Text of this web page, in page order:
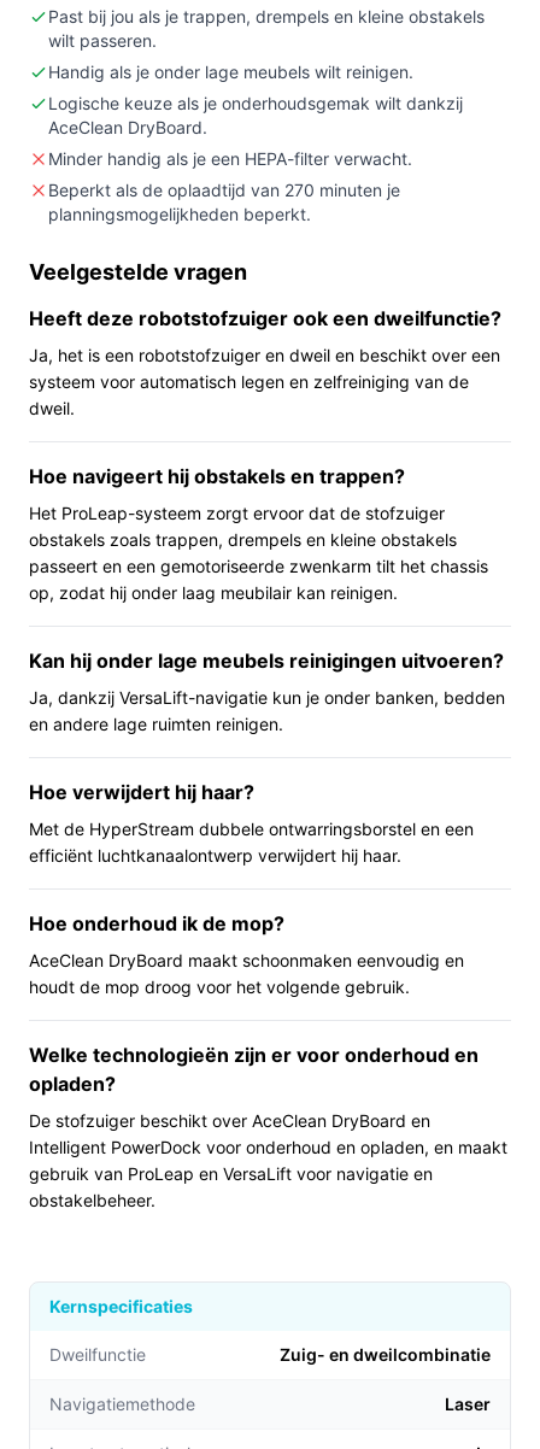
Niet kopen als:je expliciet een HEPA-filter nodig
hebt voor allergieën (dit model heeft geen HEPA-
filter).
Belangrijkste check:controleer in de specificaties
of functies zoals automatische lediging of
dweilreiniging in de uitvoering zitten die jij
verwacht.
Dagelijks gebruik betekent dat de robot zelfstandig
vloeren kan stofzuigen en dweilen met de
meegeleverde accessoires. De opgegeven batterijduur
van 200 minuten maakt langere schoonmaaksessies op
één lading mogelijk; het opladen duurt 270 minuten. De
compacte, ronde vorm en de vermelding dat hij onder
laag meubilair reinigt, wijzen erop dat hij geschikt is
rekening mee dat het opvangreservoir 0,40 liter is en
dat er geen HEPA-filter aanwezig is — controleer of dat
overeenkomt met jouw wensen, vooral bij allergieën of
veel stof.
Belangrijkste voordelen
De voordelen zijn vooral praktisch en gebruikersgericht:
Grote actieradius dankzij 200 minuten batterijduur:
je kunt grotere oppervlakken achter elkaar laten
doen zonder tussentijds opladen.
Ontworpen met huisdierharen in gedachten: het
product wordt gepresenteerd als geschikt voor
huizen met dieren, en komt met accessoires die
Compact en geschikt voor lage meubels: de ronde
ingerichte kamers.
Voor wie is dit geschikt?
Dit model past bij:
- Huishoudens met huisdieren die een robot willen die
vaak op te laden.
- Mensen met lage meubels die regelmatig onder
banken en bedden willen laten reinigen.
Voor wie is dit minder geschikt?
Als je sterke allergieën hebt en een HEPA-filter vereist
Past bij jou als je trappen, drempels en kleine obstakels
wilt passeren.
Handig als je onder lage meubels wilt reinigen.
Logische keuze als je onderhoudsgemak wilt dankzij
AceClean DryBoard.
Minder handig als je een HEPA-filter verwacht.
Beperkt als de oplaadtijd van 270 minuten je
planningsmogelijkheden beperkt.
Veelgestelde vragen
Heeft deze robotstofzuiger ook een dweilfunctie?
Ja, het is een robotstofzuiger en dweil en beschikt over een
systeem voor automatisch legen en zelfreiniging van de
dweil.
Hoe navigeert hij obstakels en trappen?
Het ProLeap-systeem zorgt ervoor dat de stofzuiger
obstakels zoals trappen, drempels en kleine obstakels
passeert en een gemotoriseerde zwenkarm tilt het chassis
op, zodat hij onder laag meubilair kan reinigen.
Kan hij onder lage meubels reinigingen uitvoeren?
Ja, dankzij VersaLift-navigatie kun je onder banken, bedden
en andere lage ruimten reinigen.
Hoe verwijdert hij haar?
Met de HyperStream dubbele ontwarringsborstel en een
efficiënt luchtkanaalontwerp verwijdert hij haar.
Hoe onderhoud ik de mop?
AceClean DryBoard maakt schoonmaken eenvoudig en
houdt de mop droog voor het volgende gebruik.
Welke technologieën zijn er voor onderhoud en
opladen?
De stofzuiger beschikt over AceClean DryBoard en
Intelligent PowerDock voor onderhoud en opladen, en maakt
gebruik van ProLeap en VersaLift voor navigatie en
obstakelbeheer.
Kernspecificaties
Dweilfunctie Zuig- en dweilcombinatie​
Navigatiemethode Laser